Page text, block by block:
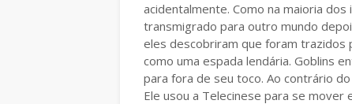
acidentalmente. Como na maioria
transmigrado para outro mundo
eles descobriram que foram trazidos
como uma espada lendária. Goblins
para fora de seu toco. Ao contrário
Ele usou a Telecinese para se mover